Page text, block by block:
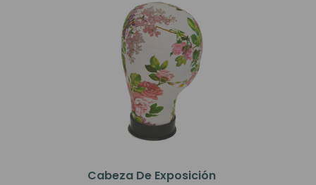
Cabeza De Exposición